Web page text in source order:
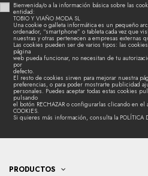
Bienvenida/o a la información básica sobre las
entidad:
TOBIO Y VIAÑO MODA SL
Una cookie o galleta informática es un pequeño
ordenador, “smartphone” o tableta cada vez que
nuestras y otras pertenecen a empresas externas
Las cookies pueden ser de varios tipos: las
página
web pueda funcionar, no necesitan de tu
por
defecto.
El resto de cookies sirven para mejorar nuestra
preferencias, o para poder mostrarte publicidad
personales. Puedes aceptar todas estas cookies
pulsando
el botón RECHAZAR o configurarlas clicando en el
COOKIES.
Si quieres más información, consulta la POLÍTICA
PRODUCTOS